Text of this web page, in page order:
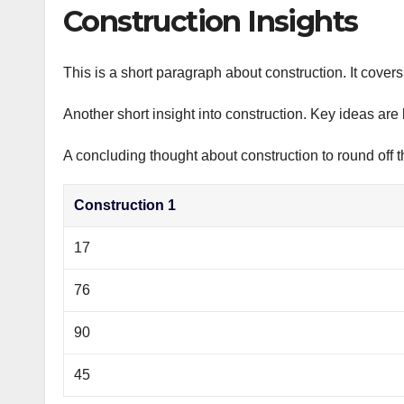
Construction Insights
This is a short paragraph about construction. It
Another short insight into construction. Key ideas
A concluding thought about construction to round off
Construction 1
17
76
90
45